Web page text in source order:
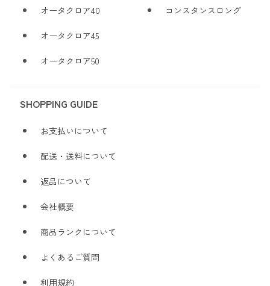
オータクロア40
オータクロア45
オータクロア50
コンスタンスロング
SHOPPING GUIDE
お支払いについて
配送・送料について
返品について
会社概要
商品ランクについて
よくあるご質問
利用規約